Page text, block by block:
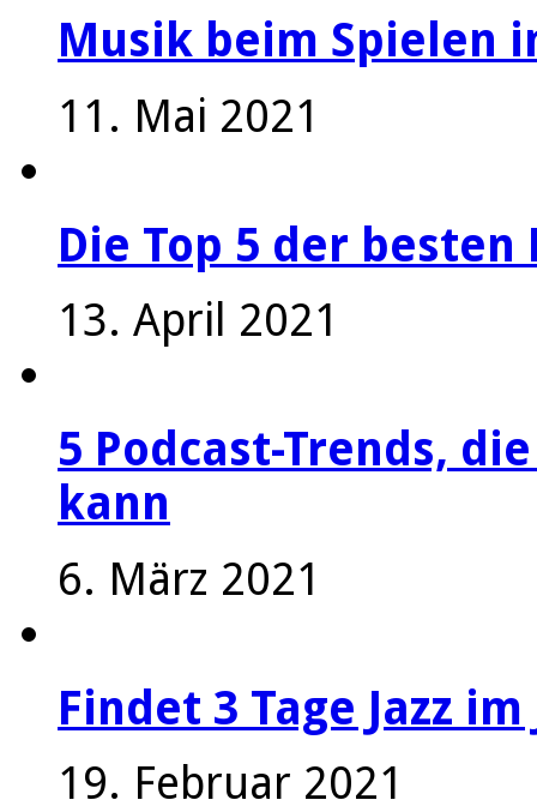
Musik beim Spielen
11. Mai 2021
Die Top 5 der besten
13. April 2021
5 Podcast-Trends,
kann
6. März 2021
Findet 3 Tage Jazz
19. Februar 2021